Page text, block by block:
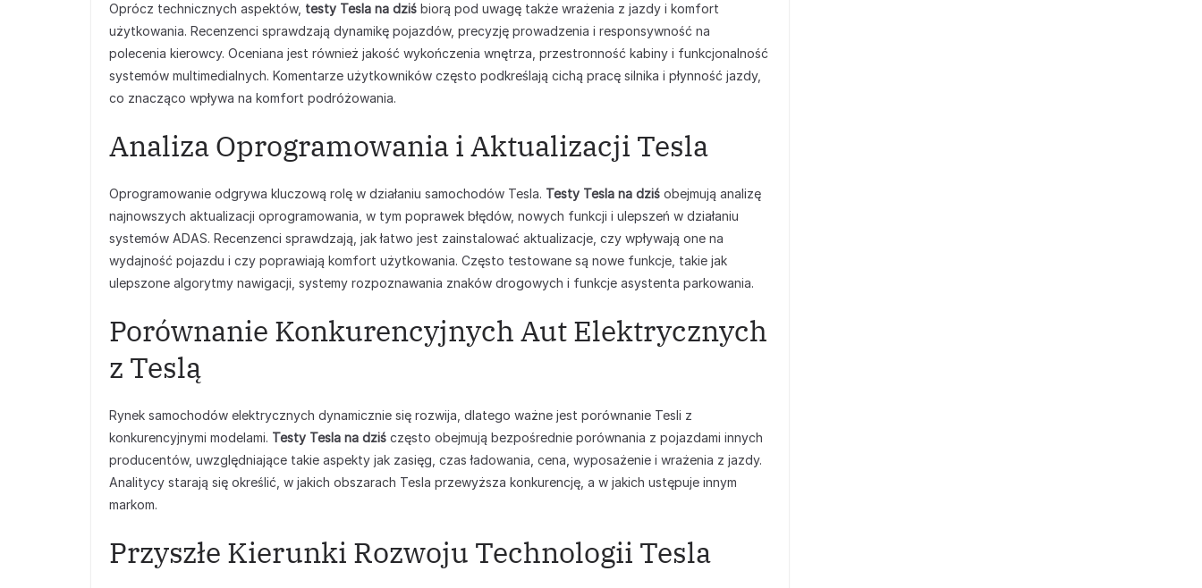
Oprócz technicznych aspektów, testy Tesla na dziś biorą pod uwagę także wrażenia z jazdy i komfort
użytkowania. Recenzenci sprawdzają dynamikę pojazdów, precyzję prowadzenia i responsywność na
polecenia kierowcy. Oceniana jest również jakość wykończenia wnętrza, przestronność kabiny i funkcjonalność
systemów multimedialnych. Komentarze użytkowników często podkreślają cichą pracę silnika i płynność jazdy,
co znacząco wpływa na komfort podróżowania.
Analiza Oprogramowania i Aktualizacji Tesla
Oprogramowanie odgrywa kluczową rolę w działaniu samochodów Tesla. Testy Tesla na dziś obejmują analizę
najnowszych aktualizacji oprogramowania, w tym poprawek błędów, nowych funkcji i ulepszeń w działaniu
systemów ADAS. Recenzenci sprawdzają, jak łatwo jest zainstalować aktualizacje, czy wpływają one na
wydajność pojazdu i czy poprawiają komfort użytkowania. Często testowane są nowe funkcje, takie jak
ulepszone algorytmy nawigacji, systemy rozpoznawania znaków drogowych i funkcje asystenta parkowania.
Porównanie Konkurencyjnych Aut Elektrycznych
z Teslą
Rynek samochodów elektrycznych dynamicznie się rozwija, dlatego ważne jest porównanie Tesli z
konkurencyjnymi modelami. Testy Tesla na dziś często obejmują bezpośrednie porównania z pojazdami innych
producentów, uwzględniające takie aspekty jak zasięg, czas ładowania, cena, wyposażenie i wrażenia z jazdy.
Analitycy starają się określić, w jakich obszarach Tesla przewyższa konkurencję, a w jakich ustępuje innym
markom.
Przyszłe Kierunki Rozwoju Technologii Tesla